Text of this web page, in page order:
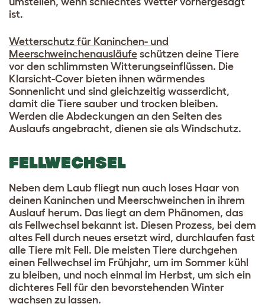
ist.
Wetterschutz für Kaninchen- und
Meerschweinchenausläufe schützen deine Tiere
vor den schlimmsten Witterungseinflüssen. Die
Klarsicht-Cover bieten ihnen wärmendes
Sonnenlicht und sind gleichzeitig wasserdicht,
damit die Tiere sauber und trocken bleiben.
Werden die Abdeckungen an den Seiten des
Auslaufs angebracht, dienen sie als Windschutz.
FELLWECHSEL
Neben dem Laub fliegt nun auch loses Haar von
deinen Kaninchen und Meerschweinchen in ihrem
Auslauf herum. Das liegt an dem Phänomen, das
als Fellwechsel bekannt ist. Diesen Prozess, bei dem
altes Fell durch neues ersetzt wird, durchlaufen fast
alle Tiere mit Fell. Die meisten Tiere durchgehen
einen Fellwechsel im Frühjahr, um im Sommer kühl
zu bleiben, und noch einmal im Herbst, um sich ein
dichteres Fell für den bevorstehenden Winter
wachsen zu lassen.